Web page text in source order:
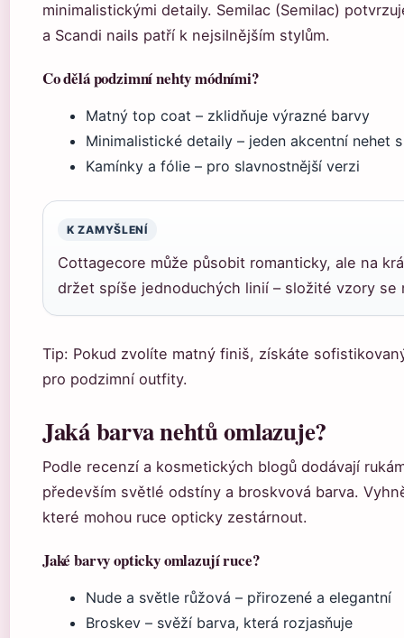
minimalistickými detaily. Semilac (Semilac)
a Scandi nails patří k nejsilnějším stylům.
Co dělá podzimní nehty módními?
Matný top coat – zklidňuje výrazné barvy
Minimalistické detaily – jeden akcentní nehet
Kamínky a fólie – pro slavnostnější verzi
K ZAMYŠLENÍ
Cottagecore může působit romanticky, ale na
držet spíše jednoduchých linií – složité vzory se
Tip: Pokud zvolíte matný finiš, získáte
pro podzimní outfity.
Jaká barva nehtů omlazuje?
Podle recenzí a kosmetických blogů dodávají
především světlé odstíny a broskvová barva.
které mohou ruce opticky zestárnout.
Jaké barvy opticky omlazují ruce?
Nude a světle růžová – přirozené a elegantní
Broskev – svěží barva, která rozjasňuje